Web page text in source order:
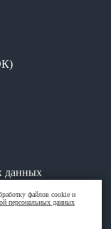
данных
файлов cookie и
персональных данных